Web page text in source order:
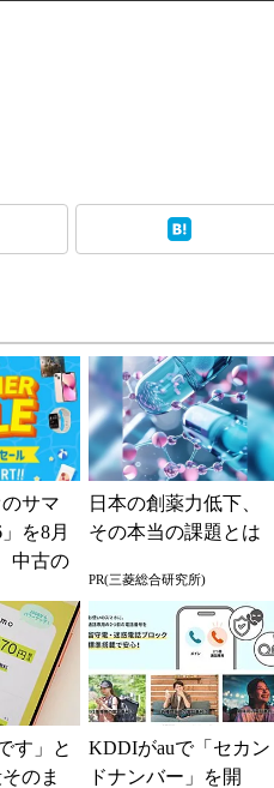
サマ
を8月
中古の
日本の創薬力低下、
その本当の課題とは
PR(三菱総合研究所)
す」と
のま
KDDIがauで「セカン
ドナンバー」を開